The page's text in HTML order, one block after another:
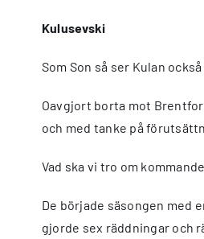
Kulusevski
Som Son så ser Kulan
Oavgjort borta mot
och med tanke på
Vad ska vi tro om
De började säsongen med
gjorde sex räddningar och